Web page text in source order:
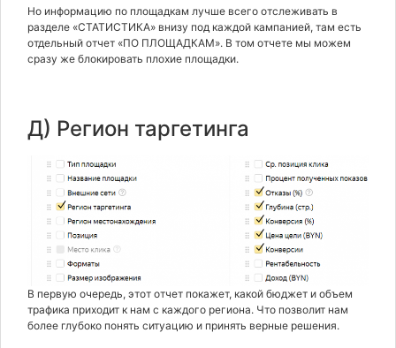
Но информацию по площадкам лучше всего отслеживать в
разделе «СТАТИСТИКА» внизу под каждой кампанией, там есть
отдельный отчет «ПО ПЛОЩАДКАМ». В том отчете мы можем
сразу же блокировать плохие площадки.
Д) Регион таргетинга
В первую очередь, этот отчет покажет, какой бюджет и объем
трафика приходит к нам с каждого региона. Что позволит нам
более глубоко понять ситуацию и принять верные решения.